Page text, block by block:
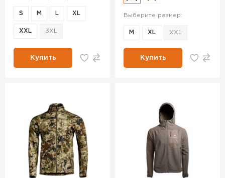
S M L XL
XXL 3XL
Купить
Выберите размер:
M XL XXL
Купить